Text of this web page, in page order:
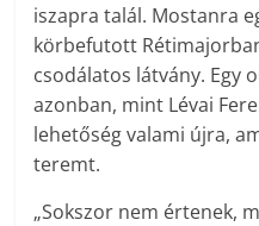
iszapra talál. Mostanra
körbefutott
csodálatos látvány. Egy
azonban, mint Lévai
lehetőség valami újra,
teremt.
„Sokszor nem értenek,